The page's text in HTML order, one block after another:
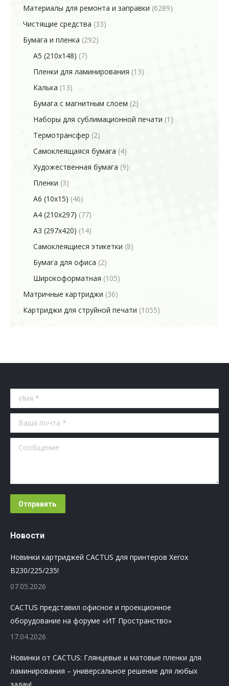
Материалы для ремонта и заправки (6289)
Чистящие средства (33)
Бумага и пленка (292)
A5 (210x148) (7)
Пленки для ламинирования (13)
Калька (13)
Бумага с магнитным слоем (2)
Наборы для сублимационной печати (1)
Термотрансфер (2)
Самоклеящаяся бумага (4)
Художественная бумага (9)
Пленки (3)
A6 (10x15) (46)
A4 (210x297) (77)
A3 (297x420) (14)
Самоклеящиеся этикетки (8)
Бумага для офиса (2)
Широкоформатная (105)
Матричные картриджи (36)
Картриджи для струйной печати (1055)
Имя *
Ваша почта *
Сообщение
Отправить
Новости
Новинки картриджей CACTUS для принтеров Xerox
B230/225/235!
07.05.2026
CACTUS представил офисное и проекционное
оборудование на форуме «ИТ Пространство»
17.04.2026
Новинки от CACTUS: Глянцевые и матовые пленки для
ламинирования – универсальное решение для любых